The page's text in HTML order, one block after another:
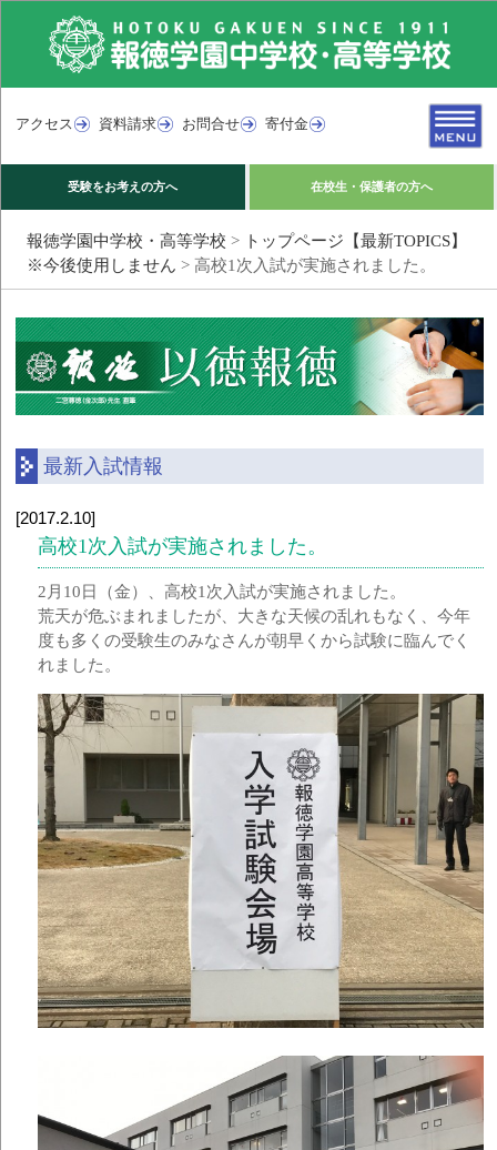
アクセス 資料請求 お問合せ 寄付金
受験をお考えの方へ 在校生・保護者の方へ
報徳学園中学校・高等学校 >
トップページ【最新TOPICS】
※今後使用しません > 高校1次入試が実施されました。
最新入試情報
[2017.2.10]
高校1次入試が実施されました。
2月10日（金）、高校1次入試が実施されました。
荒天が危ぶまれましたが、大きな天候の乱れもなく、今年
度も多くの受験生のみなさんが朝早くから試験に臨んでく
れました。